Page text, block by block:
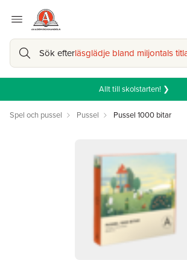
Sök efterläsglädje bland miljontals
Allt till skolstarten! ❯
Spel och pussel Pussel Pussel 1000 bitar